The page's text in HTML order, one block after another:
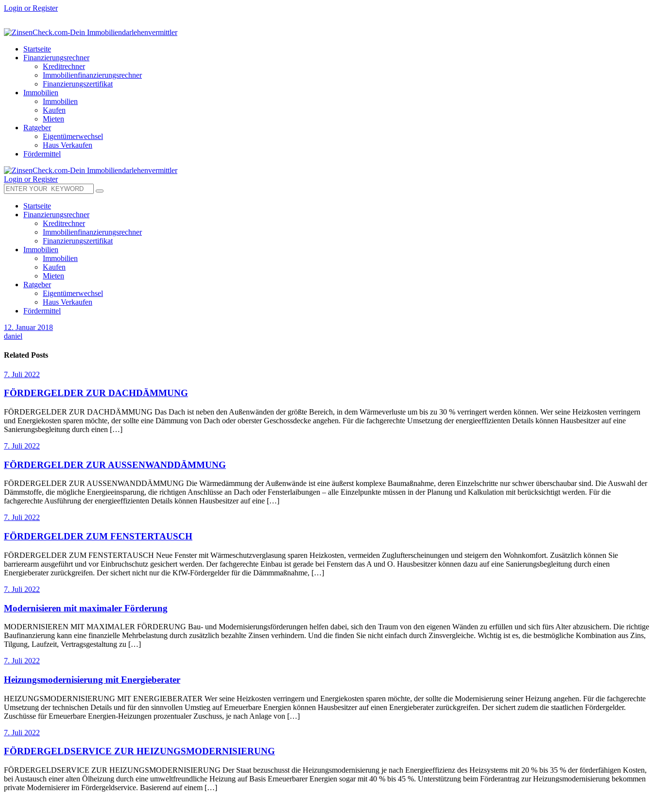
Login or Register
Startseite
Finanzierungsrechner
Kreditrechner
Immobilienfinanzierungsrechner
Finanzierungszertifikat
Immobilien
Immobilien
Kaufen
Mieten
Ratgeber
Eigentümerwechsel
Haus Verkaufen
Fördermittel
Login or Register
Startseite
Finanzierungsrechner
Kreditrechner
Immobilienfinanzierungsrechner
Finanzierungszertifikat
Immobilien
Immobilien
Kaufen
Mieten
Ratgeber
Eigentümerwechsel
Haus Verkaufen
Fördermittel
12. Januar 2018
daniel
Related Posts
7. Juli 2022
FÖRDERGELDER ZUR DACHDÄMMUNG
FÖRDERGELDER ZUR DACHDÄMMUNG Das Dach ist neben den Außenwänden der größte Bereich, in dem Wärmeverluste um bis zu 30 % verringert werden können. Wer seine Heizkosten verringern
und Energiekosten sparen möchte, der sollte eine Dämmung von Dach oder oberster Geschossdecke angehen. Für die fachgerechte Umsetzung der energieeffizienten Details können Hausbesitzer auf eine
Sanierungsbegleitung durch einen […]
7. Juli 2022
FÖRDERGELDER ZUR AUSSENWANDDÄMMUNG
FÖRDERGELDER ZUR AUSSENWANDDÄMMUNG Die Wärmedämmung der Außenwände ist eine äußerst komplexe Baumaßnahme, deren Einzelschritte nur schwer überschaubar sind. Die Auswahl der
Dämmstoffe, die mögliche Energieeinsparung, die richtigen Anschlüsse an Dach oder Fensterlaibungen – alle Einzelpunkte müssen in der Planung und Kalkulation mit berücksichtigt werden. Für die
fachgerechte Ausführung der energieeffizienten Details können Hausbesitzer auf eine […]
7. Juli 2022
FÖRDERGELDER ZUM FENSTERTAUSCH
FÖRDERGELDER ZUM FENSTERTAUSCH Neue Fenster mit Wärmeschutzverglasung sparen Heizkosten, vermeiden Zuglufterscheinungen und steigern den Wohnkomfort. Zusätzlich können Sie
barrierearm ausgeführt und vor Einbruchschutz gesichert werden. Der fachgerechte Einbau ist gerade bei Fenstern das A und O. Hausbesitzer können dazu auf eine Sanierungsbegleitung durch einen
Energieberater zurückgreifen. Der sichert nicht nur die KfW-Fördergelder für die Dämmmaßnahme, […]
7. Juli 2022
Modernisieren mit maximaler Förderung
MODERNISIEREN MIT MAXIMALER FÖRDERUNG Bau- und Modernisierungsförderungen helfen dabei, sich den Traum von den eigenen Wänden zu erfüllen und sich fürs Alter abzusichern. Die richtige
Baufinanzierung kann eine finanzielle Mehrbelastung durch zusätzlich bezahlte Zinsen verhindern. Und die finden Sie nicht einfach durch Zinsvergleiche. Wichtig ist es, die bestmögliche Kombination aus Zins,
Tilgung, Laufzeit, Vertragsgestaltung zu […]
7. Juli 2022
Heizungsmodernisierung mit Energieberater
HEIZUNGSMODERNISIERUNG MIT ENERGIEBERATER Wer seine Heizkosten verringern und Energiekosten sparen möchte, der sollte die Modernisierung seiner Heizung angehen. Für die fachgerechte
Umsetzung der technischen Details und für den sinnvollen Umstieg auf Erneuerbare Energien können Hausbesitzer auf einen Energieberater zurückgreifen. Der sichert zudem die staatlichen Fördergelder.
Zuschüsse für Erneuerbare Energien-Heizungen prozentualer Zuschuss, je nach Anlage von […]
7. Juli 2022
FÖRDERGELDSERVICE ZUR HEIZUNGSMODERNISIERUNG
FÖRDERGELDSERVICE ZUR HEIZUNGSMODERNISIERUNG Der Staat bezuschusst die Heizungsmodernisierung je nach Energieeffizienz des Heizsystems mit 20 % bis 35 % der förderfähigen Kosten,
bei Austausch einer alten Ölheizung durch eine umweltfreundliche Heizung auf Basis Erneuerbarer Energien sogar mit 40 % bis 45 %. Unterstützung beim Förderantrag zur Heizungsmodernisierung bekommen
private Modernisierer im Fördergeldservice. Basierend auf einem […]